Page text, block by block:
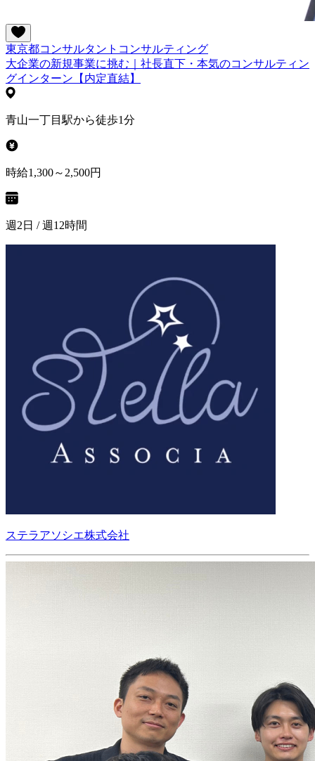
東京都コンサルタント コンサルティング
大企業の新規事業に挑む｜社長直下・本気のコンサルティン
グインターン【内定直結】
青山一丁目駅から徒歩1分
時給1,300～2,500円
週2日 / 週12時間
ステラアソシエ株式会社